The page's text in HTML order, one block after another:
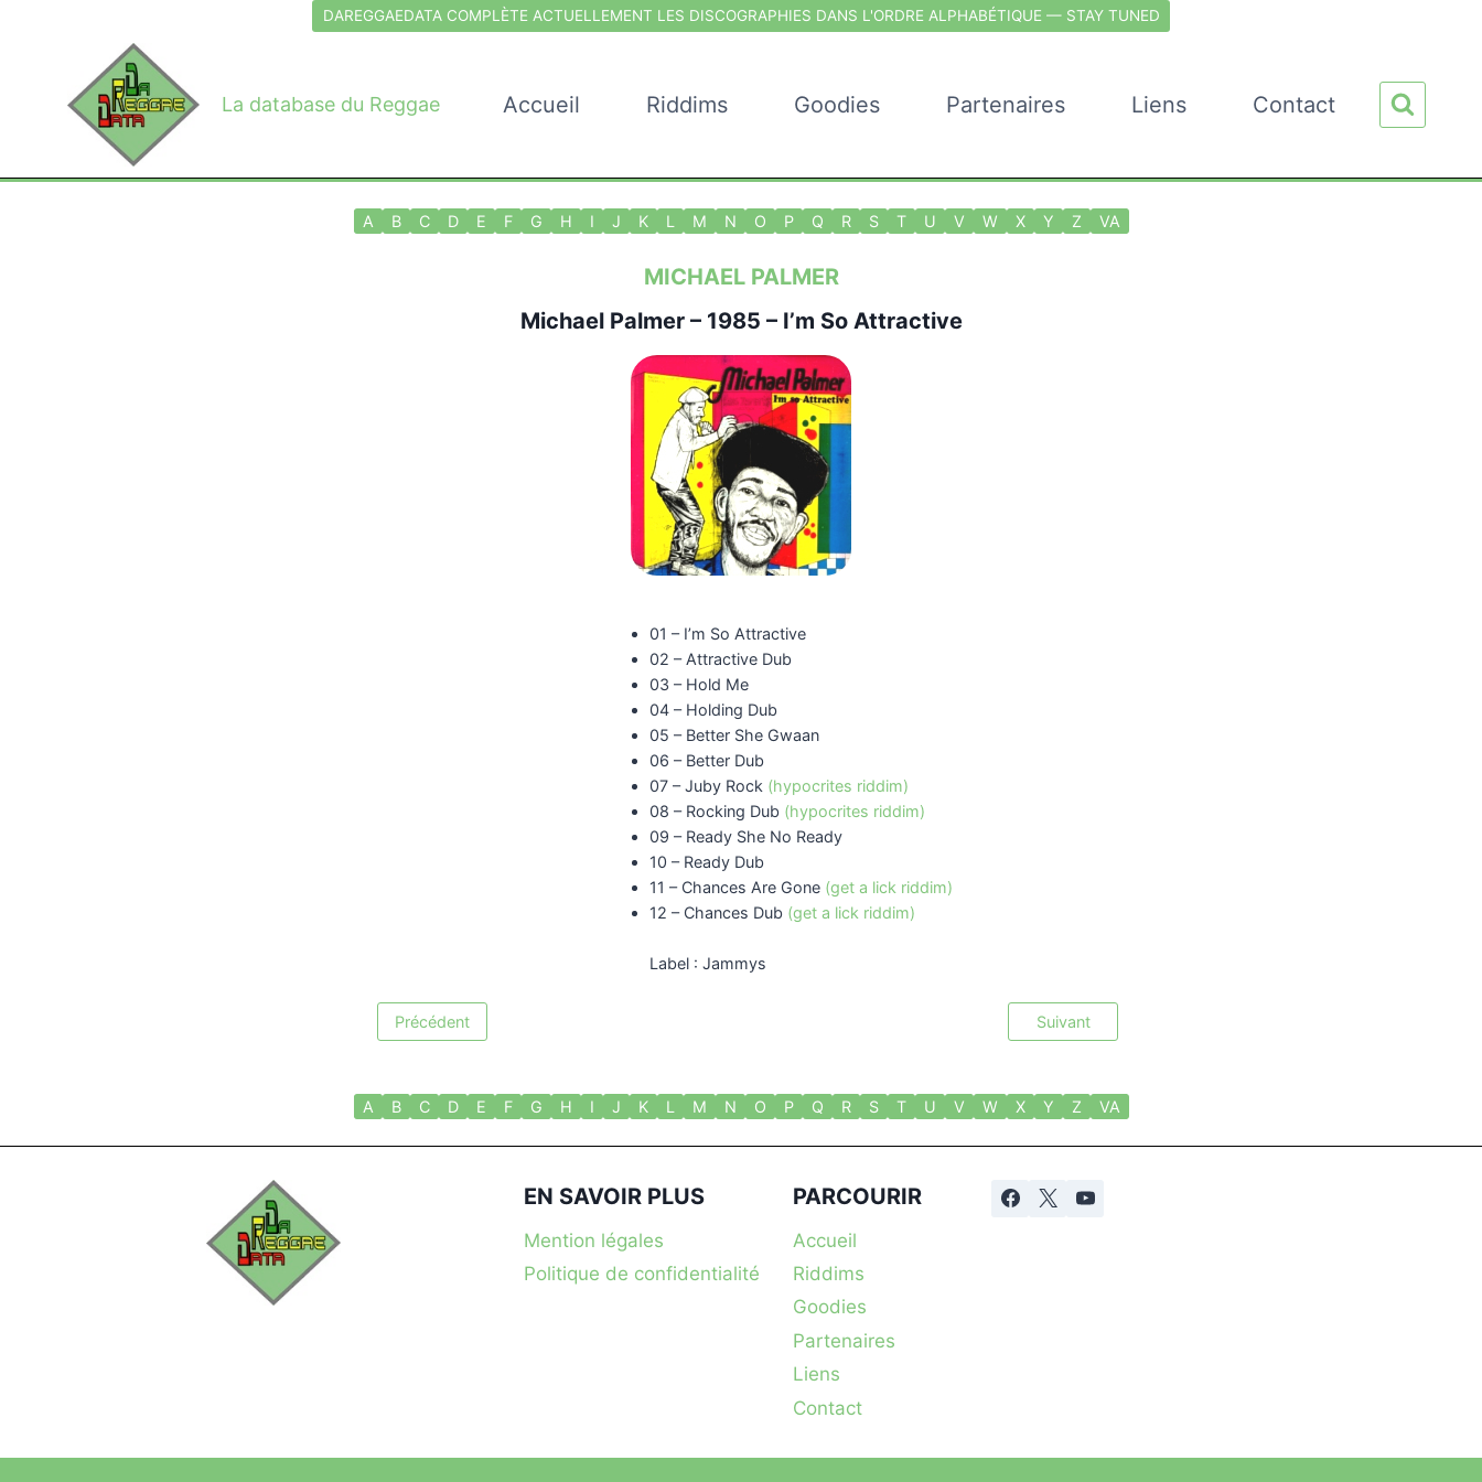
DAREGGAEDATA COMPLÈTE ACTUELLEMENT LES DISCOGRAPHIES DANS L'ORDRE ALPHABÉTIQUE — STAY TUNED
La database du Reggae Accueil Riddims Goodies Partenaires Liens Contact
A B C D E F G H I J K L M N O P Q R S T U V W X Y Z VA
MICHAEL PALMER
Michael Palmer– 1985 – I’m So Attractive
01 – I’m So Attractive
02 – Attractive Dub
03 – Hold Me
04 – Holding Dub
05 – Better She Gwaan
06 – Better Dub
07 – Juby Rock (hypocrites riddim)
08 – Rocking Dub (hypocrites riddim)
09 – Ready She No Ready
10 – Ready Dub
11 – Chances Are Gone (get a lick riddim)
12 – Chances Dub (get a lick riddim)
Label : Jammys
Précédent Suivant
A B C D E F G H I J K L M N O P Q R S T U V W X Y Z VA
EN SAVOIR PLUS
Mention légales
Politique de confidentialité
PARCOURIR
Accueil
Riddims
Goodies
Partenaires
Liens
Contact